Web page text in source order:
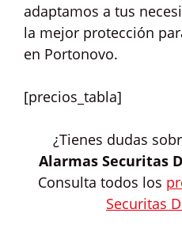
adaptamos a tus
la mejor protección
en Portonovo.
[precios_tabla]
¿Tienes dudas
Alarmas Securitas
Consulta todos los
Securitas